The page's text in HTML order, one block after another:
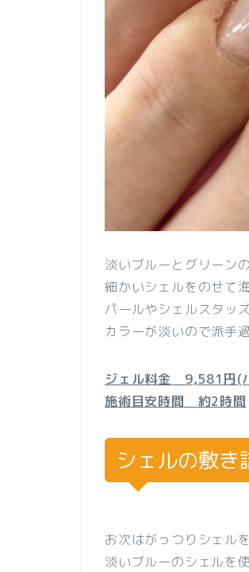
淡いブルーとグリーン
細かいシェルをのせて
パールやシェルスタッ
カラーが淡いので派手
ジェル料金 9,581円(
施術目安時間 約2時間
シェルの敷き
お次はがっつりシェル
淡いブルーのシェルを